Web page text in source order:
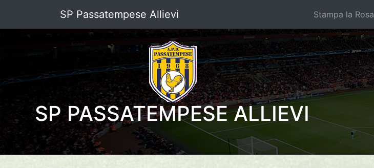
SP Passatempese Allievi Stampa la Rosa
SP PASSATEMPESE ALLIEVI